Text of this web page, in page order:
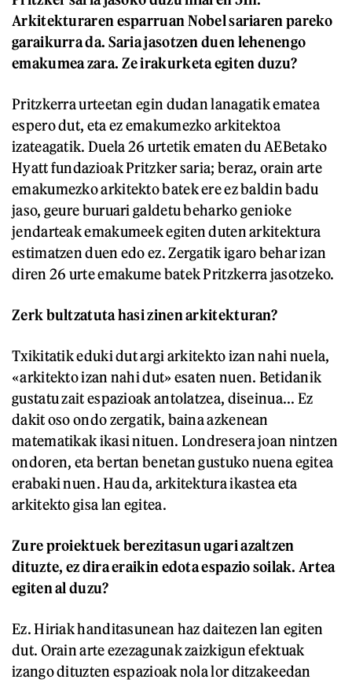
Arkitekturaren esparruan Nobel sariaren pareko
garaikurra da. Saria jasotzen duen lehenengo
emakumea zara. Ze irakurketa egiten duzu?
Pritzkerra urteetan egin dudan lanagatik ematea
espero dut, eta ez emakumezko arkitektoa
izateagatik. Duela 26 urtetik ematen du AEBetako
Hyatt fundazioak Pritzker saria; beraz, orain arte
emakumezko arkitekto batek ere ez baldin badu
jaso, geure buruari galdetu beharko genioke
jendarteak emakumeek egiten duten arkitektura
estimatzen duen edo ez. Zergatik igaro behar izan
diren 26 urte emakume batek Pritzkerra jasotzeko.
Zerk bultzatuta hasi zinen arkitekturan?
Txikitatik eduki dut argi arkitekto izan nahi nuela,
«arkitekto izan nahi dut» esaten nuen. Betidanik
gustatu zait espazioak antolatzea, diseinua... Ez
dakit oso ondo zergatik, baina azkenean
matematikak ikasi nituen. Londresera joan nintzen
ondoren, eta bertan benetan gustuko nuena egitea
erabaki nuen. Hau da, arkitektura ikastea eta
arkitekto gisa lan egitea.
Zure proiektuek berezitasun ugari azaltzen
dituzte, ez dira eraikin edota espazio soilak. Artea
egiten al duzu?
Ez. Hiriak handitasunean haz daitezen lan egiten
dut. Orain arte ezezagunak zaizkigun efektuak
izango dituzten espazioak nola lor ditzakeedan